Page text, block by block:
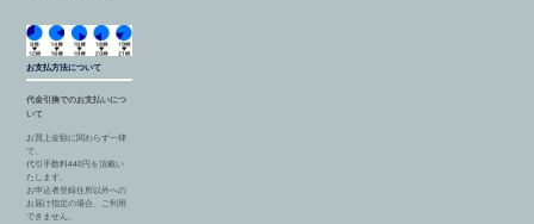
お支払方法について
代金引換でのお支払いにつ
いて
お買上金額に関わらず一律
で、
代引手数料440円を頂戴い
たします。
お申込者登録住所以外への
お届け指定の場合、ご利用
できません。